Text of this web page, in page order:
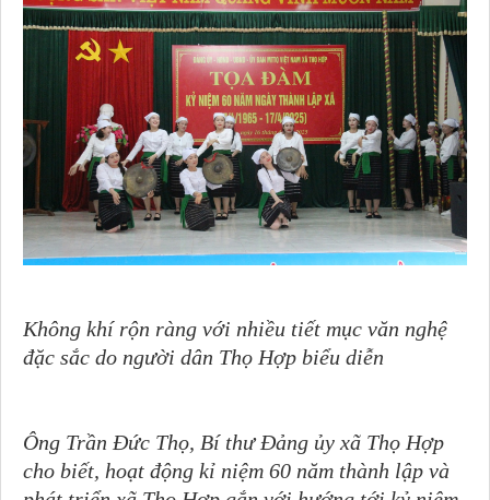
Không khí rộn ràng với nhiều tiết mục văn nghệ
đặc sắc do người dân Thọ Hợp biểu diễn
Ông Trần Đức Thọ, Bí thư Đảng ủy xã Thọ Hợp
cho biết, hoạt động kỉ niệm 60 năm thành lập và